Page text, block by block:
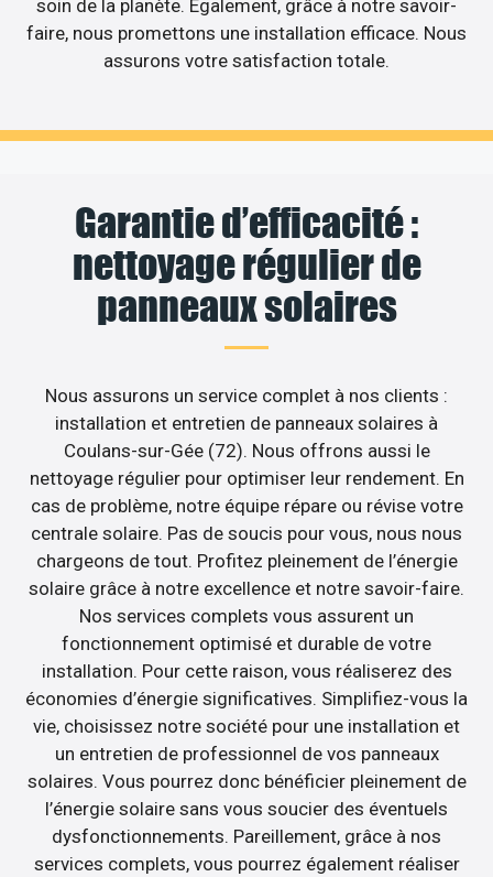
soin de la planète. Egalement, grâce à notre savoir-
faire, nous promettons une installation efficace. Nous
assurons votre satisfaction totale.
Garantie d’efficacité :
nettoyage régulier de
panneaux solaires
Nous assurons un service complet à nos clients :
installation et entretien de panneaux solaires à
Coulans-sur-Gée (72). Nous offrons aussi le
nettoyage régulier pour optimiser leur rendement. En
cas de problème, notre équipe répare ou révise votre
centrale solaire. Pas de soucis pour vous, nous nous
chargeons de tout. Profitez pleinement de l’énergie
solaire grâce à notre excellence et notre savoir-faire.
Nos services complets vous assurent un
fonctionnement optimisé et durable de votre
installation. Pour cette raison, vous réaliserez des
économies d’énergie significatives. Simplifiez-vous la
vie, choisissez notre société pour une installation et
un entretien de professionnel de vos panneaux
solaires. Vous pourrez donc bénéficier pleinement de
l’énergie solaire sans vous soucier des éventuels
dysfonctionnements. Pareillement, grâce à nos
services complets, vous pourrez également réaliser